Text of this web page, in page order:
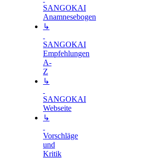
SANGOKAI
Anamnesebogen
↳
SANGOKAI
Empfehlungen
A-
Z
↳
SANGOKAI
Webseite
↳
Vorschläge
und
Kritik